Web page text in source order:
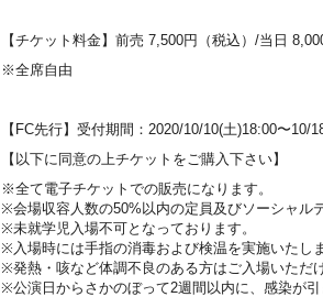
【チケット料金】前売 7,500円（税込）/当日
※全席自由
【FC先行】受付期間：2020/10/10(土)18:00〜
【以下に同意の上チケットをご購入下さい】
※全て電子チケットでの販売になります。
※会場収容人数の50%以内の定員及びソーシャル
※未就学児入場不可となっております。
※入場時には手指の消毒および検温を実施いたしま
※発熱・咳など体調不良のある方はご入場いただ
※公演日からさかのぼって2週間以内に、感染が